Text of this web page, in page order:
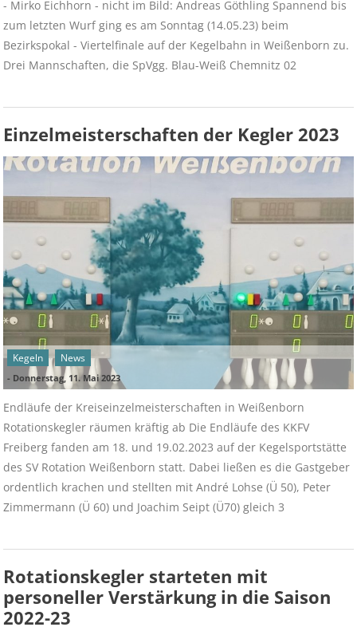
- Mirko Eichhorn - nicht im Bild: Andreas Göthling Spannend bis
zum letzten Wurf ging es am Sonntag (14.05.23) beim
Bezirkspokal - Viertelfinale auf der Kegelbahn in Weißenborn zu.
Drei Mannschaften, die SpVgg. Blau-Weiß Chemnitz 02
Einzelmeisterschaften der Kegler 2023
Kegeln News
- Donnerstag, 11. Mai 2023
Endläufe der Kreiseinzelmeisterschaften in Weißenborn
Rotationskegler räumen kräftig ab Die Endläufe des KKFV
Freiberg fanden am 18. und 19.02.2023 auf der Kegelsportstätte
des SV Rotation Weißenborn statt. Dabei ließen es die Gastgeber
ordentlich krachen und stellten mit André Lohse (Ü 50), Peter
Zimmermann (Ü 60) und Joachim Seipt (Ü70) gleich 3
Rotationskegler starteten mit
personeller Verstärkung in die Saison
2022-23